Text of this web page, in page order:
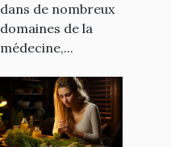
dans de nombreux
domaines de la
médecine,...